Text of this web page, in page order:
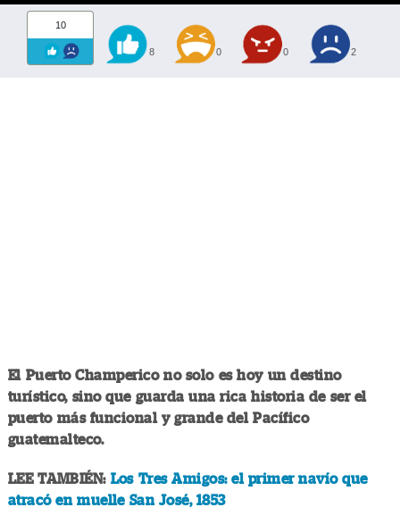
10
8 0 0 2
El Puerto Champerico no solo es hoy un destino
turístico, sino que guarda una rica historia de ser el
puerto más funcional y grande del Pacífico
guatemalteco.
LEE TAMBIÉN: Los Tres Amigos: el primer navío que
atracó en muelle San José, 1853